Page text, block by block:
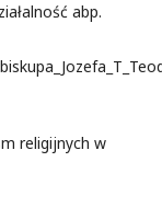
abp.
religijnych w